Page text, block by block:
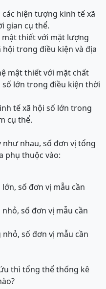
hiện tượng kinh tế xã
gian cụ thể.
thiết với mặt lượng
trong điều kiện và địa
mật thiết với mặt chất
lớn trong điều kiện thời
tế xã hội số lớn trong
cụ thể.
như nhau, số đơn vị tổng
phụ thuộc vào:
số đơn vị mẫu cần
số đơn vị mẫu cần
nhỏ, số đơn vị mẫu cần
thì tổng thể thống kê